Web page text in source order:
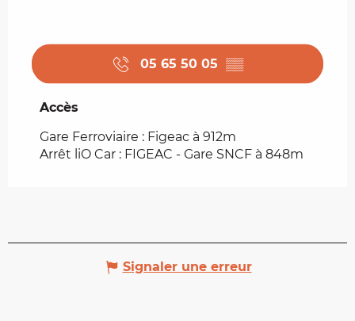
05 65 50 05 ▒▒
Accès
Accès
Gare Ferroviaire : Figeac à 912m
Arrêt liO Car : FIGEAC - Gare SNCF à 848m
Signaler une erreur